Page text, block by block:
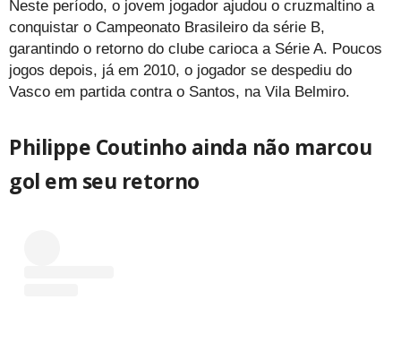
Neste período, o jovem jogador ajudou o cruzmaltino a
conquistar o Campeonato Brasileiro da série B,
garantindo o retorno do clube carioca a Série A. Poucos
jogos depois, já em 2010, o jogador se despediu do
Vasco em partida contra o Santos, na Vila Belmiro.
Philippe Coutinho ainda não marcou
gol em seu retorno